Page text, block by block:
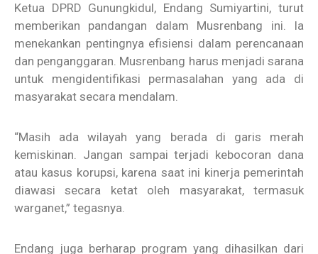
Ketua DPRD Gunungkidul, Endang Sumiyartini, turut
memberikan pandangan dalam Musrenbang ini. Ia
menekankan pentingnya efisiensi dalam perencanaan
dan penganggaran. Musrenbang harus menjadi sarana
untuk mengidentifikasi permasalahan yang ada di
masyarakat secara mendalam.
“Masih ada wilayah yang berada di garis merah
kemiskinan. Jangan sampai terjadi kebocoran dana
atau kasus korupsi, karena saat ini kinerja pemerintah
diawasi secara ketat oleh masyarakat, termasuk
warganet,” tegasnya.
Endang juga berharap program yang dihasilkan dari